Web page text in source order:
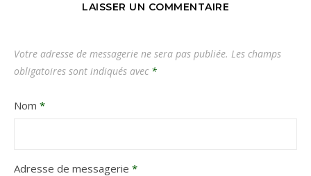
LAISSER UN COMMENTAIRE
Votre adresse de messagerie ne sera pas publiée. Les champs
obligatoires sont indiqués avec *
Nom *
Adresse de messagerie *